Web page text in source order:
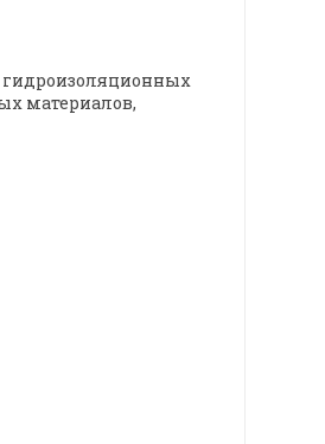
гидроизоляционных
материалов,